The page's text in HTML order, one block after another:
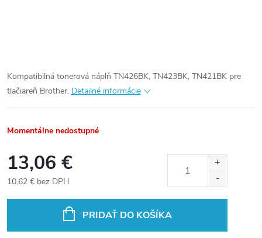
Kompatibilná tonerová náplň TN426BK, TN423BK, TN421BK pre
tlačiareň Brother. Detailné informácie
Momentálne nedostupné
13,06 €
10,62 € bez DPH
PRIDAŤ DO KOŠÍKA